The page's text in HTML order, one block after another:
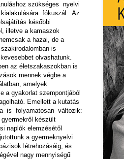
szükséges nyelvi
fókuszál. Az
későbbi
illetve a kamaszok
a hazai, de a
is
olvashatunk.
az életszakaszokban is
mennek végbe a
amelyek
a gyakorlat szempontjából
Emellett a kutatás
is folyamatosan változik:
készült
naplók elemzésétől
a gyermeknyelvi
létrehozásáig, és
nagy mennyiségű